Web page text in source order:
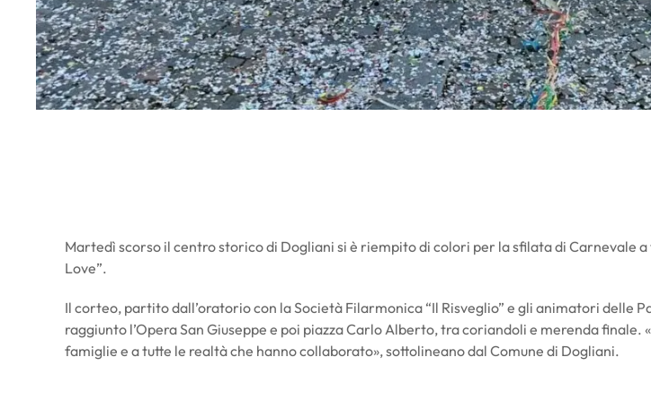
Martedì scorso il centro storico di Dogliani si è riempito di colori per la sfilata di Carnevale a
Love”.
Il corteo, partito dall’oratorio con la Società Filarmonica “Il Risveglio” e gli animatori delle
raggiunto l’Opera San Giuseppe e poi piazza Carlo Alberto, tra coriandoli e merenda finale.
famiglie e a tutte le realtà che hanno collaborato», sottolineano dal Comune di Dogliani.